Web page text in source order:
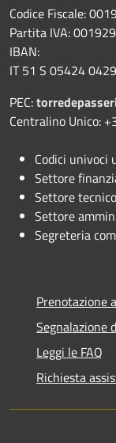
Codice Fiscale:
Partita IVA:
IBAN:
IT 51 S 05424
PEC:
Centralino Unico:
Codici univoci
Settore
Settore
Settore
Segreteria
Prenotazione
Segnalazione
Leggi le FAQ
Richiesta